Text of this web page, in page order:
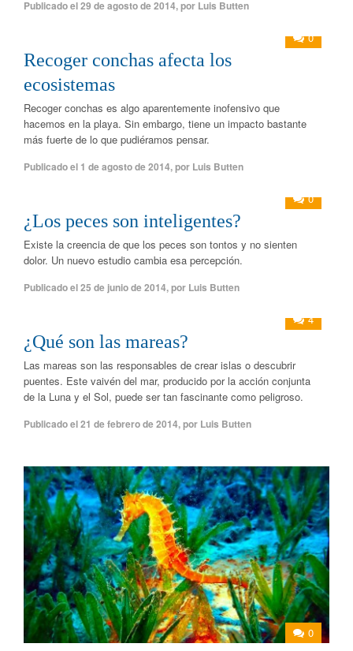
Publicado el29 de agosto de 2014,por Luis Butten
0
Recoger conchas afecta los
ecosistemas
Recoger conchas es algo aparentemente inofensivo que
hacemos en la playa. Sin embargo, tiene un impacto bastante
más fuerte de lo que pudiéramos pensar.
Publicado el 1 de agosto de 2014,por Luis Butten
0
¿Los peces son inteligentes?
Existe la creencia de que los peces son tontos y no sienten
dolor. Un nuevo estudio cambia esa percepción.
Publicado el25 de junio de 2014,por Luis Butten
4
¿Qué son las mareas?
Las mareas son las responsables de crear islas o descubrir
puentes. Este vaivén del mar, producido por la acción conjunta
de la Luna y el Sol, puede ser tan fascinante como peligroso.
Publicado el21 de febrero de 2014,por Luis Butten
0